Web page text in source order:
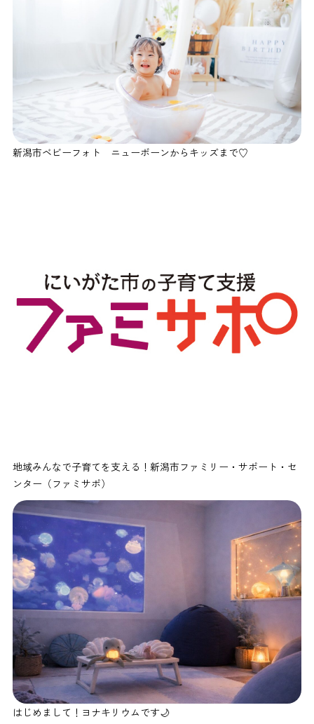
新潟市ベビーフォト ニューボーンからキッズまで♡
地域みんなで子育てを支える！新潟市ファミリー・サポート・セ
ンター（ファミサポ）
はじめまして！ヨナキリウムです🌙